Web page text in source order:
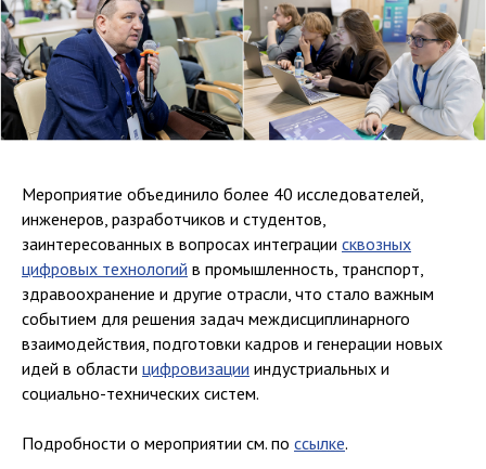
Мероприятие объединило более 40 исследователей,
инженеров, разработчиков и студентов,
заинтересованных в вопросах интеграции сквозных
цифровых технологий в промышленность, транспорт,
здравоохранение и другие отрасли, что стало важным
событием для решения задач междисциплинарного
взаимодействия, подготовки кадров и генерации новых
идей в области цифровизации индустриальных и
социально-технических систем.
Подробности о мероприятии см. по ссылке.